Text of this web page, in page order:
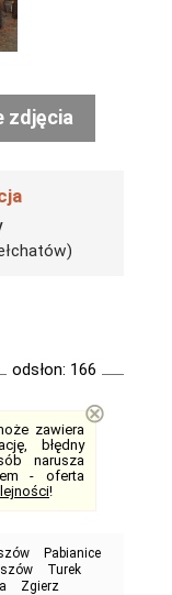
zdjęcia
odsłon: 166
zawiera
błędny
narusza
- oferta
!
⊗
Pabianice
Turek
Zgierz